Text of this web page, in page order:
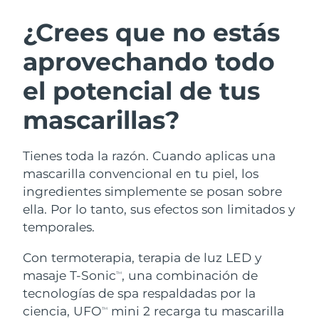
¿Crees que no estás
aprovechando todo
el potencial de tus
mascarillas?
Tienes toda la razón. Cuando aplicas una
mascarilla convencional en tu piel, los
ingredientes simplemente se posan sobre
ella. Por lo tanto, sus efectos son limitados y
temporales.
Con termoterapia, terapia de luz LED y
masaje T-SonicTM, una combinación de
tecnologías de spa respaldadas por la
ciencia, UFOTM
mini 2 recarga tu mascarilla
Limpieza facial
LUNA™ 4 pack
Anti-aging massage
LUNA™ 4 Plus
Massage, LED heating
LUNA™ 4 Men
For men, anti-aging massage
Lifting facial
BEAR™ 2 pack
Microcurrent toning
BEAR™ 2 go
Microcurrent toning on-the-go
BEAR™ 2 eyes & lips
Microcurrent line smoothing device
Hidratación
UFO™ 3 pack
Deep facial hydration
UFO™ 3 LED
Near-infrared and red light therapy
device
Cuidado bucal
issa™ 4
Hybrid silicone sonic toothbrush
issa™ 4 plus
Smart hybrid silicone sonic toothbrush
TRATAMIENTO ANTIEDAD FAQ™
Antiedad Tratamientos LED
Austria Entrega prevista8/11/26
Baréin Entrega prevista8/12/26
Bélgica Entrega prevista
Bermudas
Bosnia y Herzegovina Entrega prevista8/14/26
Brunéi Entrega prevista8/16/26
Bulgaria
Canadá Entrega prevista8/15/26
Chile Entrega prevista